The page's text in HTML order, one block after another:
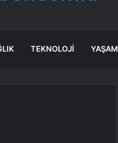
TEKNOLOJI YAŞAM